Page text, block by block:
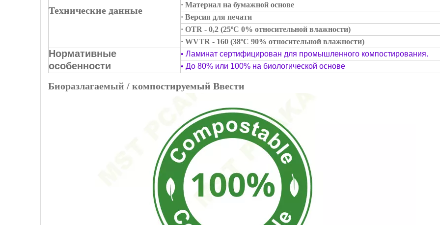
Технические данные
· Материал на бумажной основе
· Версия для печати
· OTR - 0,2 (25ºC 0% относительной влажности)
· WVTR - 160 (38ºC 90% относительной влажности)
Нормативные
особенности
• Ламинат сертифицирован для промышленного компостирования.
• До 80% или 100% на биологической основе
Биоразлагаемый / компостируемый Ввести